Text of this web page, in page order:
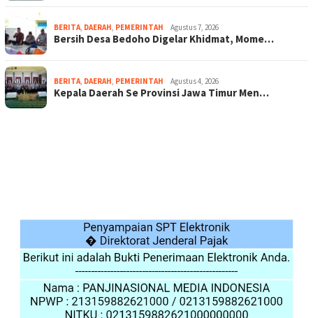
BERITA, DAERAH, PEMERINTAH Agustus 7, 2026
Bersih Desa Bedoho Digelar Khidmat, Mome…
BERITA, DAERAH, PEMERINTAH Agustus 4, 2026
Kepala Daerah Se Provinsi Jawa Timur Men…